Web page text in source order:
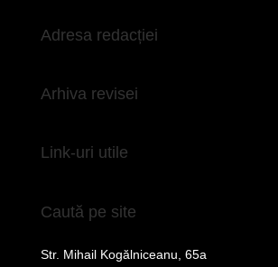
Adresa redacției
Arhiva revisei
Link-uri utile
Caută pe site
Str. Mihail Kogălniceanu, 65a